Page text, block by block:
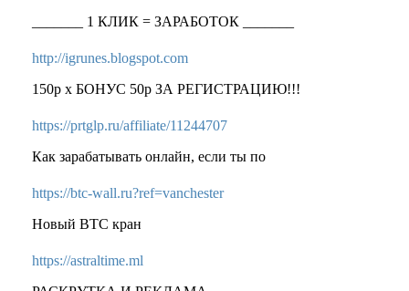
_______ 1 КЛИК = ЗАРАБОТОК _______
http://igrunes.blogspot.com
150р x БОНУС 50р ЗА РЕГИСТРАЦИЮ!!!
https://prtglp.ru/affiliate/11244707
Как зapaбатывать онлайн, если ты по
https://btc-wall.ru?ref=vanchester
Новый BTC кран
https://astraltime.ml